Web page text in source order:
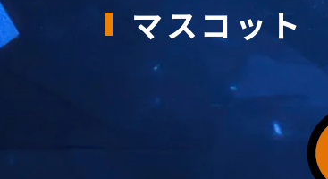
マスコット